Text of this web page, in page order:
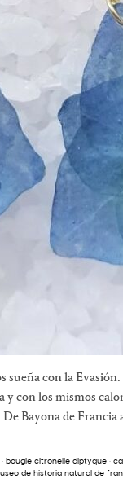
con la
y con los mismos
Bayona de Francia
· bougie citronelle diptyque ·
de historia natural de